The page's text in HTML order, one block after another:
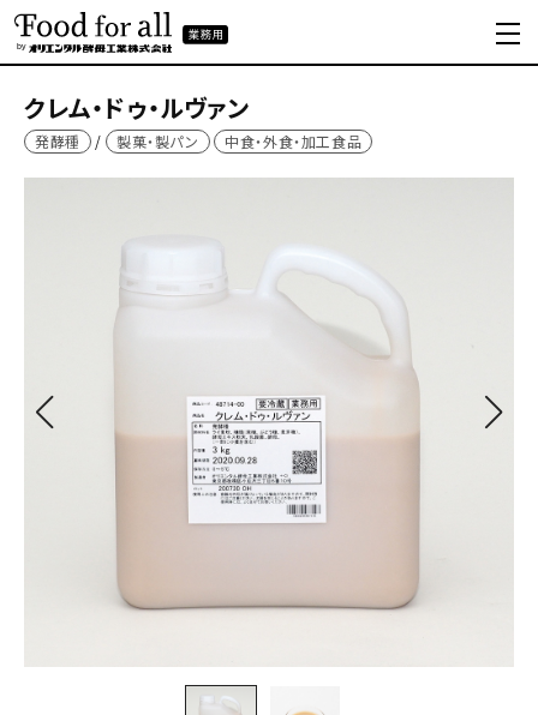
クレム・ドゥ・ルヴァン
発酵種 製菓・製パン 中食・外食・加工食品